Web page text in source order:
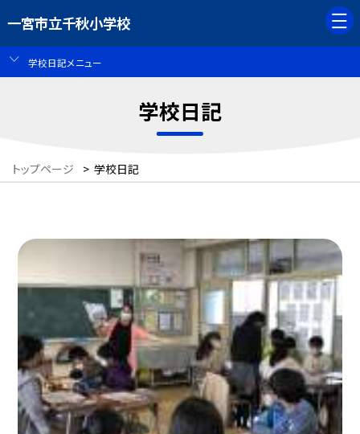
一宮市立千秋小学校
学校日記メニュー
学校日記
トップページ > 学校日記